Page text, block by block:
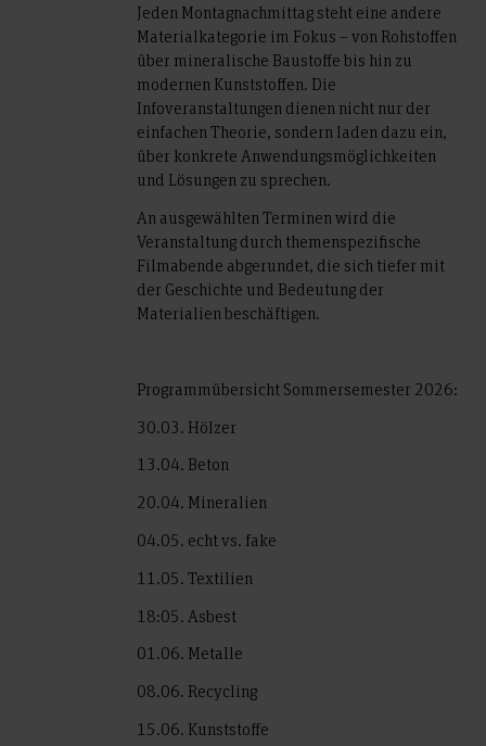
Jeden Montagnachmittag steht eine andere
Materialkategorie im Fokus – von Rohstoffen
über mineralische Baustoffe bis hin zu
modernen Kunststoffen. Die
Infoveranstaltungen dienen nicht nur der
einfachen Theorie, sondern laden dazu ein,
über konkrete Anwendungsmöglichkeiten
und Lösungen zu sprechen.
An ausgewählten Terminen wird die
Veranstaltung durch themenspezifische
Filmabende abgerundet, die sich tiefer mit
der Geschichte und Bedeutung der
Materialien beschäftigen.
Programmübersicht Sommersemester 2026:
30.03. Hölzer
13.04. Beton
20.04. Mineralien
04.05. echt vs. fake
11.05. Textilien
18:05. Asbest
01.06. Metalle
08.06. Recycling
15.06. Kunststoffe